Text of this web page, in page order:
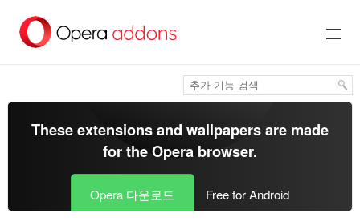
건
These extensions and wallpapers are made
for theOpera browser.
Opera 다운로드 Free for Android